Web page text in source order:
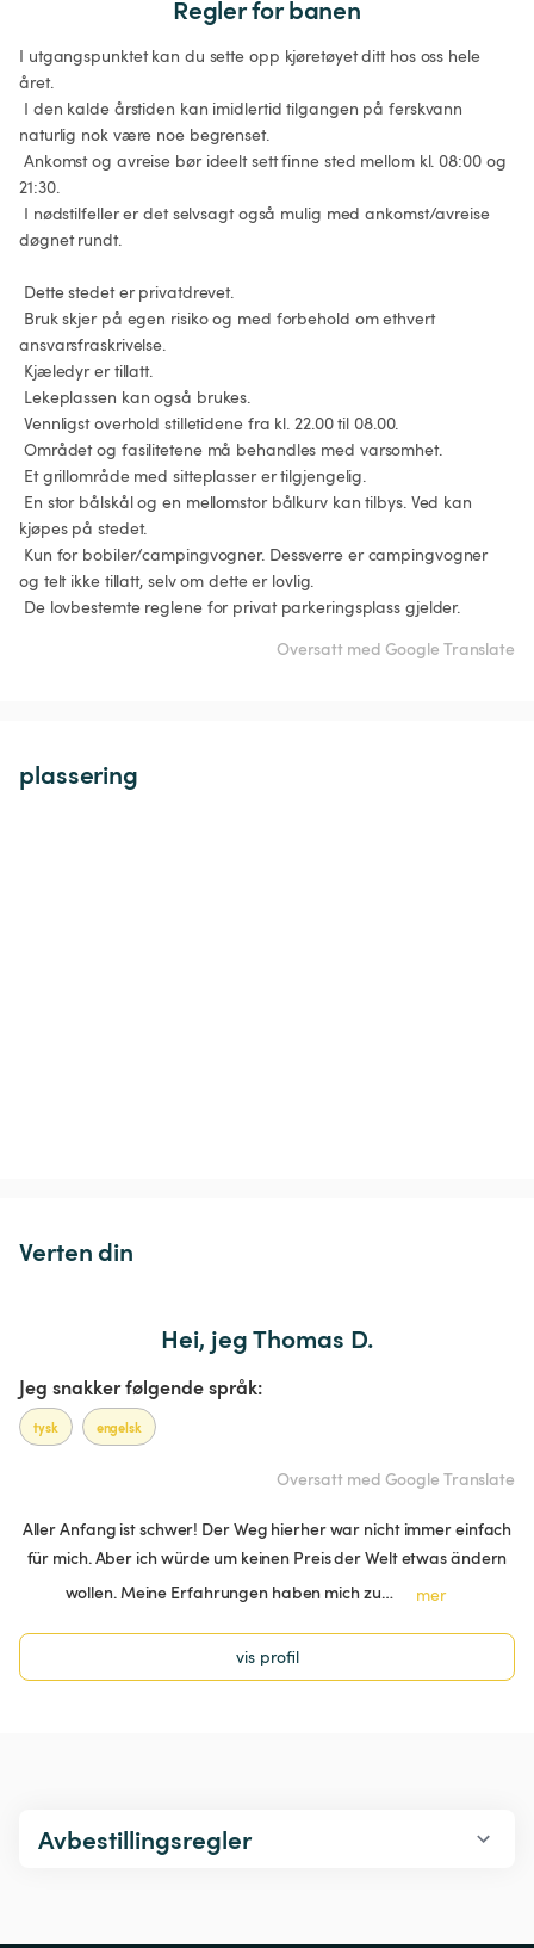
Regler for banen
I utgangspunktet kan du sette opp kjøretøyet ditt hos oss hele
året.
naturlig nok være noe begrenset.
21:30.
døgnet rundt.
ansvarsfraskrivelse.
kjøpes på stedet.
og telt ikke tillatt, selv om dette er lovlig.
Oversatt med Google Translate
plassering
Verten din
Hei, jeg Thomas D.
Jeg snakker følgende språk:
tysk engelsk
Oversatt med Google Translate
Aller Anfang ist schwer! Der Weg hierher war nicht immer einfach
für mich. Aber ich würde um keinen Preis der Welt etwas ändern
wollen. Meine Erfahrungen haben mich zu…
mer
vis profil
Avbestillingsregler